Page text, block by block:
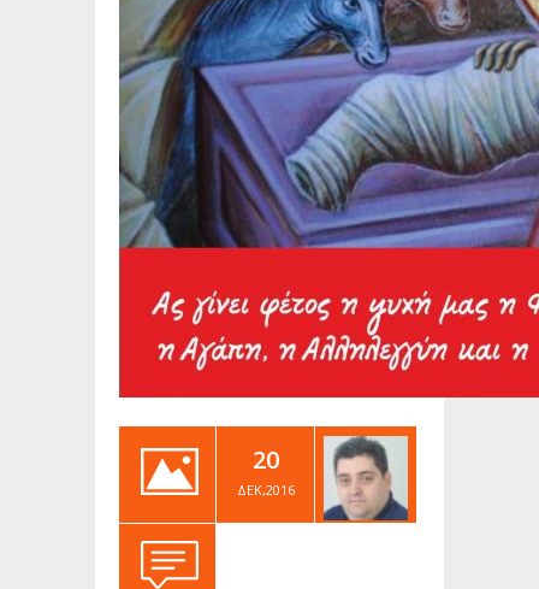
20
ΔΕΚ,2016